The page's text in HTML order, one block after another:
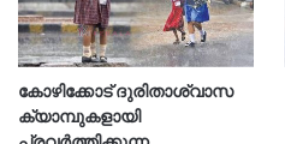
കോഴിക്കോട് ദുരിതാശ്വാസ
ക്യാമ്പുകളായി